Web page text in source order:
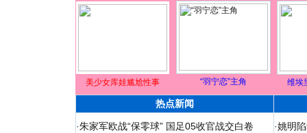
美少女库娃尴尬性事 “羽宁恋”主角 维埃
热点新闻
·朱家军欧战“保零球” 国足05收官战交白卷
·姚明